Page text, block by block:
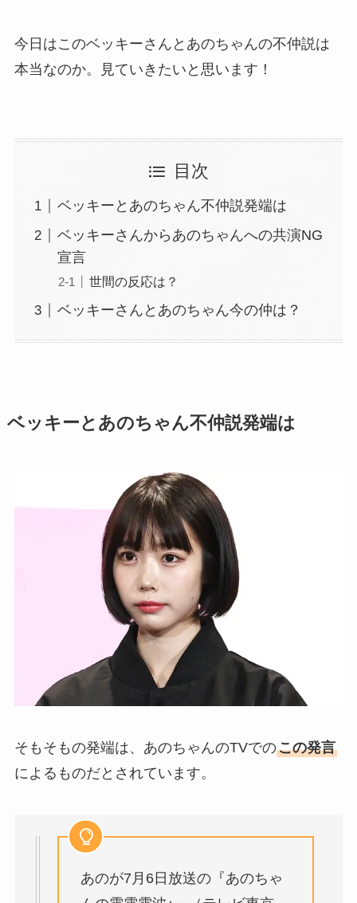
今日はこのベッキーさんとあのちゃんの不仲説は
本当なのか。見ていきたいと思います！
目次
ベッキーとあのちゃん不仲説発端は
ベッキーさんからあのちゃんへの共演NG
宣言
世間の反応は？
ベッキーさんとあのちゃん今の仲は？
ベッキーとあのちゃん不仲説発端は
そもそもの発端は、あのちゃんのTVでのこの発言
によるものだとされています。
あのが7月6日放送の『あのちゃ